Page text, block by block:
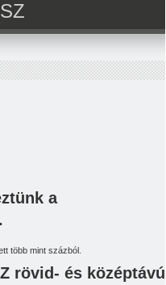
a
több mint százból.
rövid- és középtávú